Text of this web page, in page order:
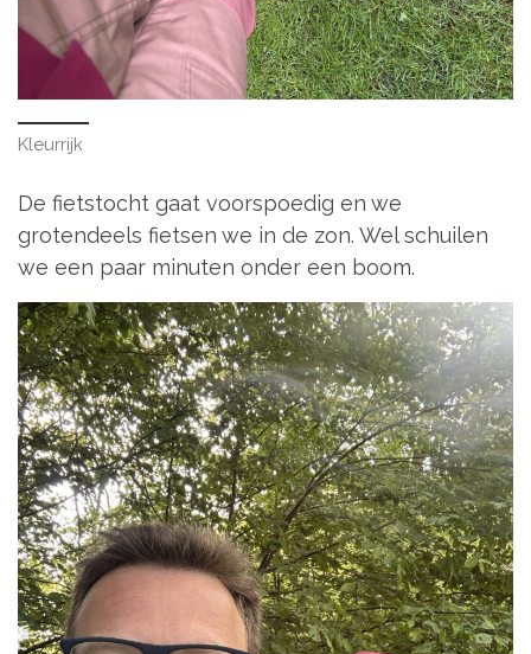
Kleurrijk
De fietstocht gaat voorspoedig en we
grotendeels fietsen we in de zon. Wel schuilen
we een paar minuten onder een boom.